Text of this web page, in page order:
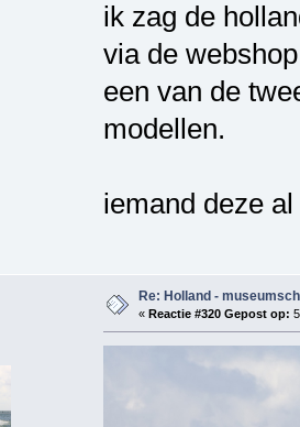
ik zag de
via de webshop
een van de
modellen.
iemand deze
Re: Holland -
« Reactie #320 Gepost op: